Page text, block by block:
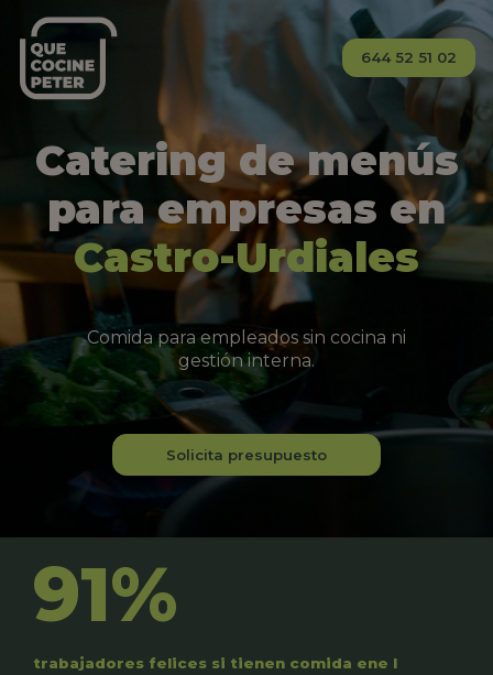
644 52 51 02
Catering de menús
para empresas en
Castro-Urdiales
Comida para empleados sin cocina ni
gestión interna.
Solicita presupuesto
91%
trabajadores felices si tienen comida ene l